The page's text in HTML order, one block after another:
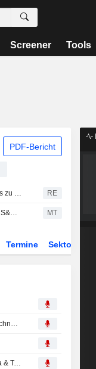
Screener Tools
PDF-Bericht
Fehlzuordnung bei NYSE-Hinweis zu mehreren Unternehmen zurückgezogen RE
Ferguson Enterprises wird in den S&P 500 aufgenommen, ADI Global tritt dem S&P SmallCap 600 bei MT
Termine Sektor
Resideo Technologies, Inc. Presents at J.P. Morgan 54th Annual Global Technology, Media and Communications Conference, May-18-2026 03:30 PM
Resideo Technologies, Inc. Presents at Morgan Stanley Technology, Media & Telecom Conference 2026, Mar-04-2026 12:20 PM